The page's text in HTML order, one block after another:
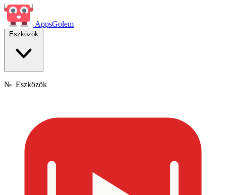
AppsGolem
Eszközök
№ Eszközök